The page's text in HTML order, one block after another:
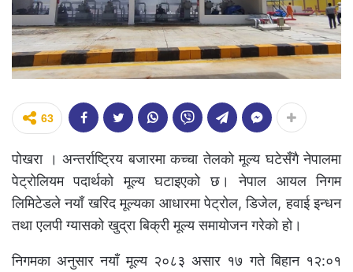
63
पोखरा । अन्तर्राष्ट्रिय बजारमा कच्चा तेलको मूल्य घटेसँगै नेपालमा
पेट्रोलियम पदार्थको मूल्य घटाइएको छ। नेपाल आयल निगम
लिमिटेडले नयाँ खरिद मूल्यका आधारमा पेट्रोल, डिजेल, हवाई इन्धन
तथा एलपी ग्यासको खुद्रा बिक्री मूल्य समायोजन गरेको हो।
निगमका अनुसार नयाँ मूल्य २०८३ असार १७ गते बिहान १२:०१